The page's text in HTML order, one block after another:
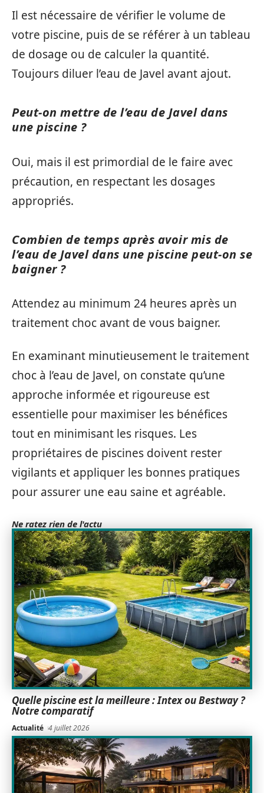
Il est nécessaire de vérifier le volume de
votre piscine, puis de se référer à un tableau
de dosage ou de calculer la quantité.
Toujours diluer l’eau de Javel avant ajout.
Peut-on mettre de l’eau de Javel dans
une piscine ?
Oui, mais il est primordial de le faire avec
précaution, en respectant les dosages
appropriés.
Combien de temps après avoir mis de
l’eau de Javel dans une piscine peut-on se
baigner ?
Attendez au minimum 24 heures après un
traitement choc avant de vous baigner.
En examinant minutieusement le traitement
choc à l’eau de Javel, on constate qu’une
approche informée et rigoureuse est
essentielle pour maximiser les bénéfices
tout en minimisant les risques. Les
propriétaires de piscines doivent rester
vigilants et appliquer les bonnes pratiques
pour assurer une eau saine et agréable.
Ne ratez rien de l'actu
Quelle piscine est la meilleure : Intex ou Bestway ?
Notre comparatif
Actualité 4 juillet 2026